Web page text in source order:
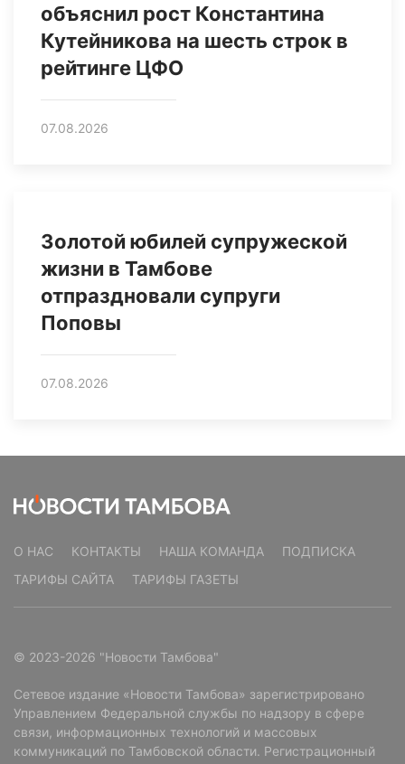
объяснил рост Константина
Кутейникова на шесть строк в
рейтинге ЦФО
07.08.2026
Золотой юбилей супружеской
жизни в Тамбове
отпраздновали супруги
Поповы
07.08.2026
О НАС КОНТАКТЫ НАША КОМАНДА
ПОДПИСКА
ТАРИФЫ САЙТА
ТАРИФЫ ГАЗЕТЫ
© 2023-2026 "Новости Тамбова"
Сетевое издание «Новости Тамбова» зарегистрировано
Управлением Федеральной службы по надзору в сфере
связи, информационных технологий и массовых
коммуникаций по Тамбовской области. Регистрационный